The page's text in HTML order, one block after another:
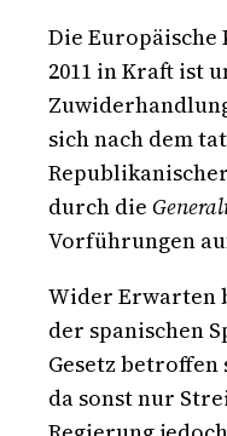
Die Europäische
2011 in Kraft ist
sich nach dem
durch die
Vorführungen
Wider Erwarten
der spanischen
Gesetz betroffen
da sonst nur